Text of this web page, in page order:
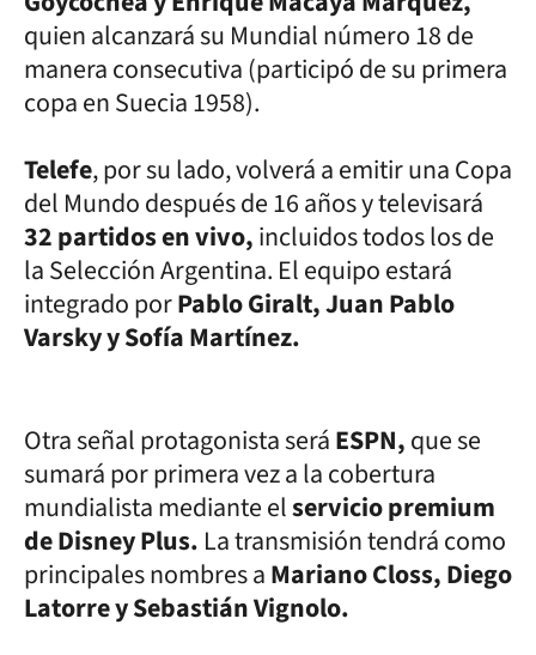
quien alcanzará su Mundial número 18 de
manera consecutiva (participó de su primera
copa en Suecia 1958).
Telefe, por su lado,volverá a emitir una Copa
del Mundo después de 16 años y televisará
32 partidos en vivo,incluidos todos los de
la Selección Argentina. El equipo estará
integrado porPablo Giralt, Juan Pablo
Varsky y Sofía Martínez.
Otra señal protagonista seráESPN,que se
sumará por primera vez a la cobertura
mundialista mediante elservicio premium
de Disney Plus. La transmisión tendrá como
principales nombres aMariano Closs, Diego
Latorre y Sebastián Vignolo.